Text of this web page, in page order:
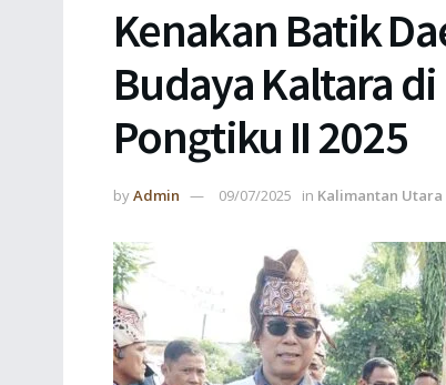
Kenakan Batik
Budaya Kaltara
Pongtiku II 2025
byAdmin 09/07/2025 in Kalimantan Utara